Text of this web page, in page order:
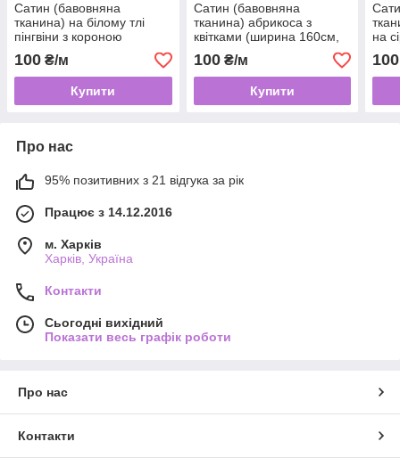
Сатин (бавовняна
тканина) на білому тлі
пінгвіни з короною
100 ₴/м
Купити
Сатин (бавовняна
тканина) абрикоса з
квітками (ширина 160см,
120г/м2)
100₴/м
Купити
на
100
Про нас
95% позитивних з 21 відгука за рік
Працює з 14.12.2016
м. Харків
Харків, Україна
Контакти
Сьогодні вихідний
Показати весь графік роботи
Про нас
Контакти